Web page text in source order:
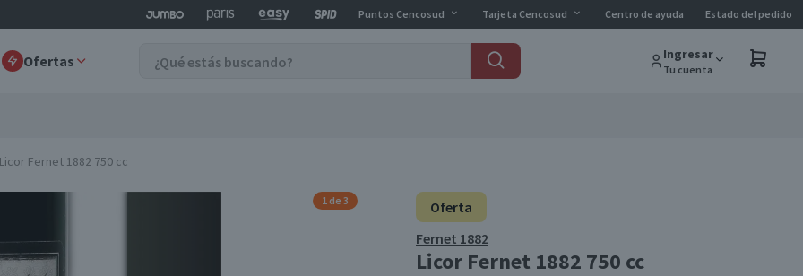
Puntos Cencosud Tarjeta Cencosud Centro de ayuda Estado del pedido
Ofertas Ingresar
Tu cuenta
Licor Fernet 1882 750 cc
Oferta
Fernet 1882
Licor Fernet 1882 750 cc
1 de 3